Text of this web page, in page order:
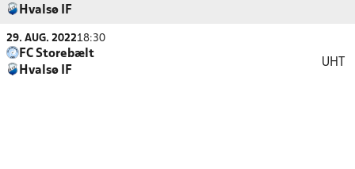
Hvalsø IF
29. AUG. 202218:30
FC Storebælt
Hvalsø IF
UHT